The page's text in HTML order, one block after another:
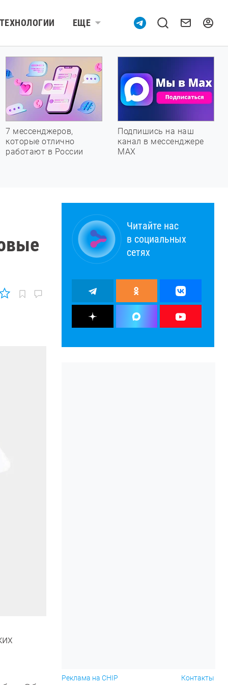
ТЕХНОЛОГИИ ЕЩЕ
7 мессенджеров,
которые отлично
работают в России
Подпишись на наш
канал в мессенджере
МАХ
Читайте нас
в социальных
сетях
Реклама на CHIP Контакты